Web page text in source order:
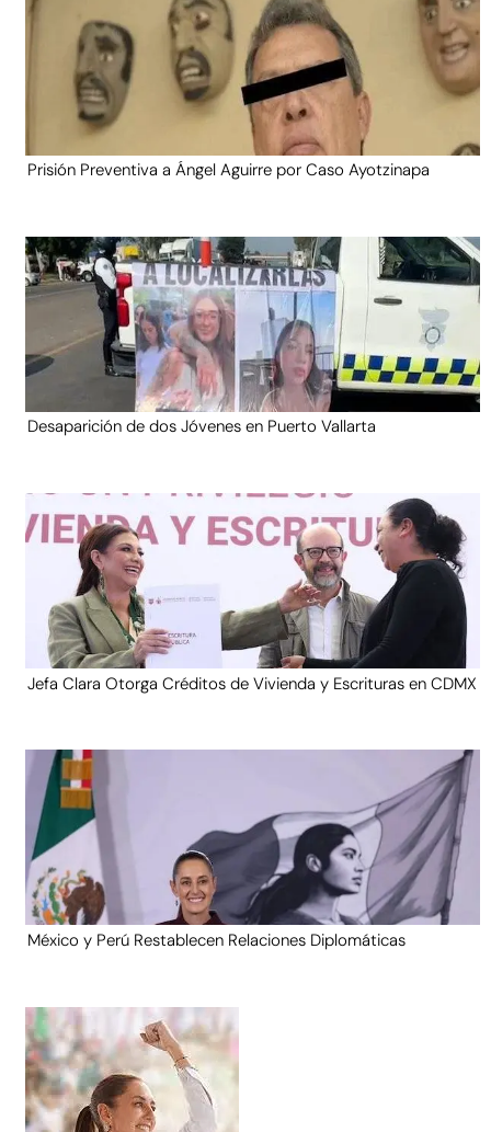
Prisión Preventiva a Ángel Aguirre por Caso Ayotzinapa
Desaparición de dos Jóvenes en Puerto Vallarta
Jefa Clara Otorga Créditos de Vivienda y Escrituras en CDMX
México y Perú Restablecen Relaciones Diplomáticas